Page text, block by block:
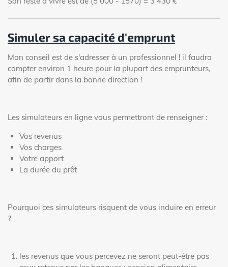
Simuler sa capacité d'emprunt
Mon conseil est de s'adresser à un professionnel ! il faudra
compter environ 1 heure pour la plupart des emprunteurs,
afin de partir dans la bonne direction !
Les simulateurs en ligne vous permettront de renseigner :
Vos revenus
Vos charges
Votre apport
La durée du prêt
Pourquoi ces simulateurs risquent de vous induire en erreur
?
les revenus que vous percevez ne seront peut-être pas